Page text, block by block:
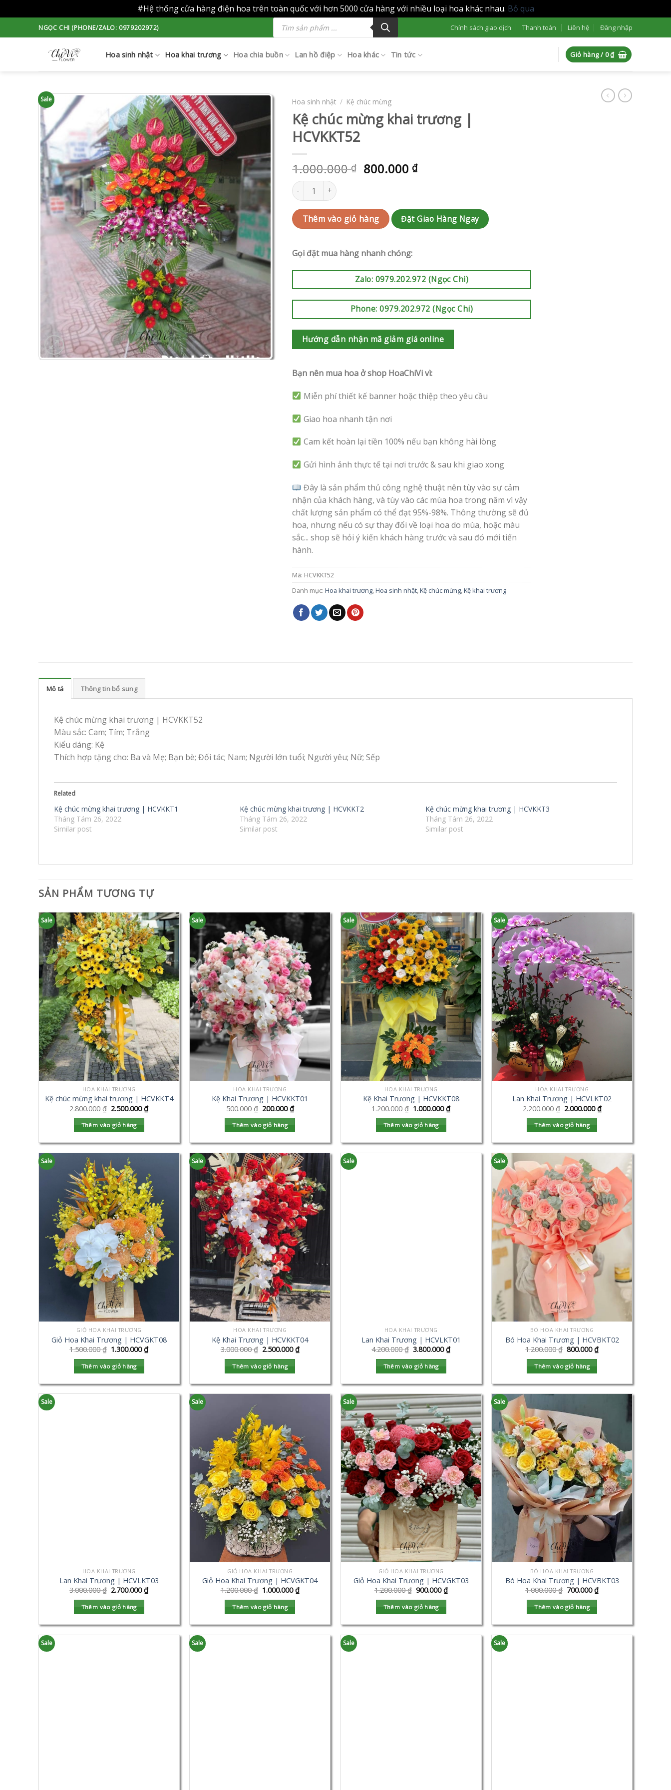
#Hệ thống cửa hàng điện hoa trên toàn quốc với hơn 5000 cửa hàng với nhiều loại hoa khác nhau. Bỏ qua
to
NGỌC CHI (PHONE/ZALO: 0979202972)
Tìm
kiếm
phẩm
Chính sách giao dịch Thanh toán Liên hệ Đăng nhập
Hoa sinh nhật Hoa khai trương Hoa chia buồn Lan hồ điệp Hoa khác Tin tức Giỏ hàng / 0₫
Sale Hoa sinh nhật / Kệ chúc mừng
Kệ chúc mừng khai trương |
HCVKKT52
1.000.000₫ 800.000 ₫
Kệ chúc mừng khai trương | HCVKKT52 số lượng
Thêm vào giỏ hàng Đặt Giao Hàng Ngay
Gọi đặt mua hàng nhanh chóng:
Zalo: 0979.202.972 (Ngọc Chi)
Phone: 0979.202.972 (Ngọc Chi)
Hướng dẫn nhận mã giảm giá online
Bạn nên mua hoa ở shop HoaChiVi vì:
Miễn phí thiết kế banner hoặc thiệp theo yêu cầu
Giao hoa nhanh tận nơi
Cam kết hoàn lại tiền 100% nếu bạn không hài lòng
Gửi hình ảnh thực tế tại nơi trước & sau khi giao xong
Đây là sản phẩm thủ công nghệ thuật nên tùy vào sự cảm
nhận của khách hàng, và tùy vào các mùa hoa trong năm vì vậy
chất lượng sản phẩm có thể đạt 95%-98%. Thông thường sẽ đủ
hoa, nhưng nếu có sự thay đổi về loại hoa do mùa, hoặc màu
sắc... shop sẽ hỏi ý kiến khách hàng trước và sau đó mới tiến
hành.
Mã: HCVKKT52
Danh mục:Hoa khai trương,Hoa sinh nhật,Kệ chúc mừng,Kệ khai trương
Mô tả Thông tin bổ sung
Kệ chúc mừng khai trương | HCVKKT52
Màu sắc: Cam; Tím; Trắng
Kiểu dáng: Kệ
Thích hợp tặng cho: Ba và Mẹ; Bạn bè; Đối tác; Nam; Người lớn tuổi; Người yêu; Nữ; Sếp
Related
Kệ chúc mừng khai trương | HCVKKT1
Tháng Tám 26, 2022
Similar post
Kệ chúc mừng khai trương | HCVKKT2
Tháng Tám 26, 2022
Similar post
Kệ chúc mừng khai trương | HCVKKT3
Tháng Tám 26, 2022
Similar post
SẢN PHẨM TƯƠNG TỰ
Sale
HOA KHAI TRƯƠNG
Kệ chúc mừng khai trương | HCVKKT4
2.800.000₫ 2.500.000₫
Thêm vào giỏ hàng
Sale
HOA KHAI TRƯƠNG
Kệ Khai Trương | HCVKKT01
500.000₫ 200.000₫
Thêm vào giỏ hàng
Sale
HOA KHAI TRƯƠNG
Kệ Khai Trương | HCVKKT08
1.200.000₫ 1.000.000₫
Thêm vào giỏ hàng
Sale
HOA KHAI TRƯƠNG
Lan Khai Trương | HCVLKT02
2.200.000₫ 2.000.000₫
Thêm vào giỏ hàng
Sale
GIỎ HOA KHAI TRƯƠNG
Giỏ Hoa Khai Trương | HCVGKT08
1.500.000₫ 1.300.000₫
Thêm vào giỏ hàng
Sale
HOA KHAI TRƯƠNG
Kệ Khai Trương | HCVKKT04
3.000.000₫ 2.500.000₫
Thêm vào giỏ hàng
Sale
HOA KHAI TRƯƠNG
Lan Khai Trương | HCVLKT01
4.200.000₫ 3.800.000₫
Thêm vào giỏ hàng
Sale
BÓ HOA KHAI TRƯƠNG
Bó Hoa Khai Trương | HCVBKT02
1.200.000₫ 800.000₫
Thêm vào giỏ hàng
Sale
HOA KHAI TRƯƠNG
Lan Khai Trương | HCVLKT03
3.000.000₫ 2.700.000₫
Thêm vào giỏ hàng
Sale
GIỎ HOA KHAI TRƯƠNG
Giỏ Hoa Khai Trương | HCVGKT04
1.200.000₫ 1.000.000₫
Thêm vào giỏ hàng
Sale
GIỎ HOA KHAI TRƯƠNG
Giỏ Hoa Khai Trương | HCVGKT03
1.200.000₫ 900.000₫
Thêm vào giỏ hàng
Sale
BÓ HOA KHAI TRƯƠNG
Bó Hoa Khai Trương | HCVBKT03
1.000.000₫ 700.000₫
Thêm vào giỏ hàng
Sale Sale Sale Sale